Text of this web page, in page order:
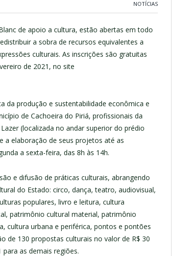
NOTÍCIAS
de apoio a cultura, estão abertas em todo
a sobra de recursos equivalentes a
culturais. As inscrições são gratuitas
de 2021, no site
da produção e sustentabilidade econômica e
de Cachoeira do Piriá, profissionais da
(localizada no andar superior do prédio
a elaboração de seus projetos até as
a sexta-feira, das 8h às 14h.
e difusão de práticas culturais, abrangendo
do Estado: circo, dança, teatro, audiovisual,
populares, livro e leitura, cultura
patrimônio cultural material, patrimônio
cultura urbana e periférica, pontos e pontões
de 130 propostas culturais no valor de R$ 30
as demais regiões.